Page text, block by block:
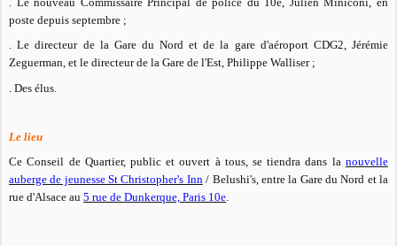
poste depuis septembre ;
. Le directeur de la Gare du Nord et de la gare d'aéroport CDG2, Jérémie
Zeguerman, et le directeur de la Gare de l'Est, Philippe Walliser ;
. Des élus.
Le lieu
Ce Conseil de Quartier, public et ouvert à tous, se tiendra dans la nouvelle
auberge de jeunesse St Christopher's Inn / Belushi's, entre la Gare du Nord et la
rue d'Alsace au5 rue de Dunkerque, Paris 10e